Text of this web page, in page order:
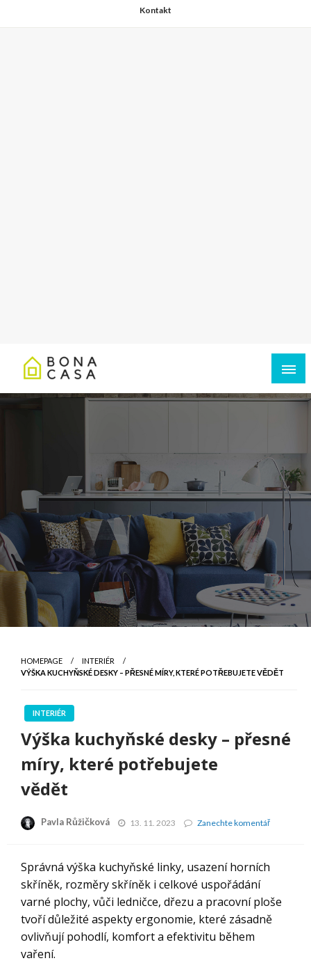
Kontakt
HOMEPAGE
INTERIÉR
VÝŠKA KUCHYŇSKÉ DESKY – PŘESNÉ MÍRY, KTERÉ POTŘEBUJETE VĚDĚT
INTERIÉR
Výška kuchyňské desky – přesné
míry, které potřebujete
vědět
Pavla Růžičková 13. 11. 2023 Zanechte komentářVýška
které
vědět
Správná výška kuchyňské linky, usazení horních
skříněk, rozměry skříněk i celkové uspořádání
varné plochy, vůči ledničce, dřezu a pracovní ploše
tvoří důležité aspekty ergonomie, které zásadně
ovlivňují pohodlí, komfort a efektivitu během
vaření.